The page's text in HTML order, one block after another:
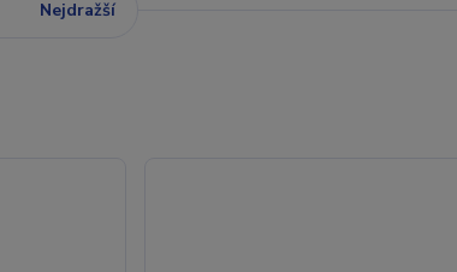
Nejdražší